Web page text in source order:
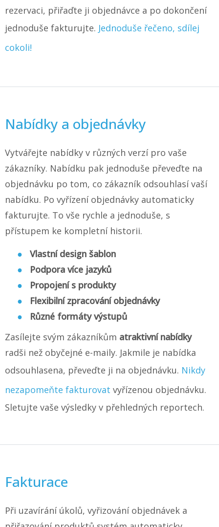
rezervaci, přiřaďte ji objednávce a po dokončení
jednoduše fakturujte. Jednoduše řečeno, sdílej
cokoli!
Nabídky a objednávky
Vytvářejte nabídky v různých verzí pro vaše
zákazníky. Nabídku pak jednoduše převeďte na
objednávku po tom, co zákazník odsouhlasí vaší
nabídku. Po vyřízení objednávky automaticky
fakturujte. To vše rychle a jednoduše, s
přístupem ke kompletní historii.
Vlastní design šablon
Podpora více jazyků
Propojení s produkty
Flexibilní zpracování objednávky
Různé formáty výstupů
Zasílejte svým zákazníkům atraktivní nabídky
radši než obyčejné e-maily. Jakmile je nabídka
odsouhlasena, převeďte ji na objednávku. Nikdy
nezapomeňte fakturovat vyřízenou objednávku.
Sletujte vaše výsledky v přehledných reportech.
Fakturace
Při uzavírání úkolů, vyřizování objednávek a